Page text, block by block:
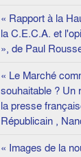
« Rapport à la
la C.E.C.A. et
», de Paul
« Le Marché
souhaitable ? Un
la presse
Républicain ,
« Images de la